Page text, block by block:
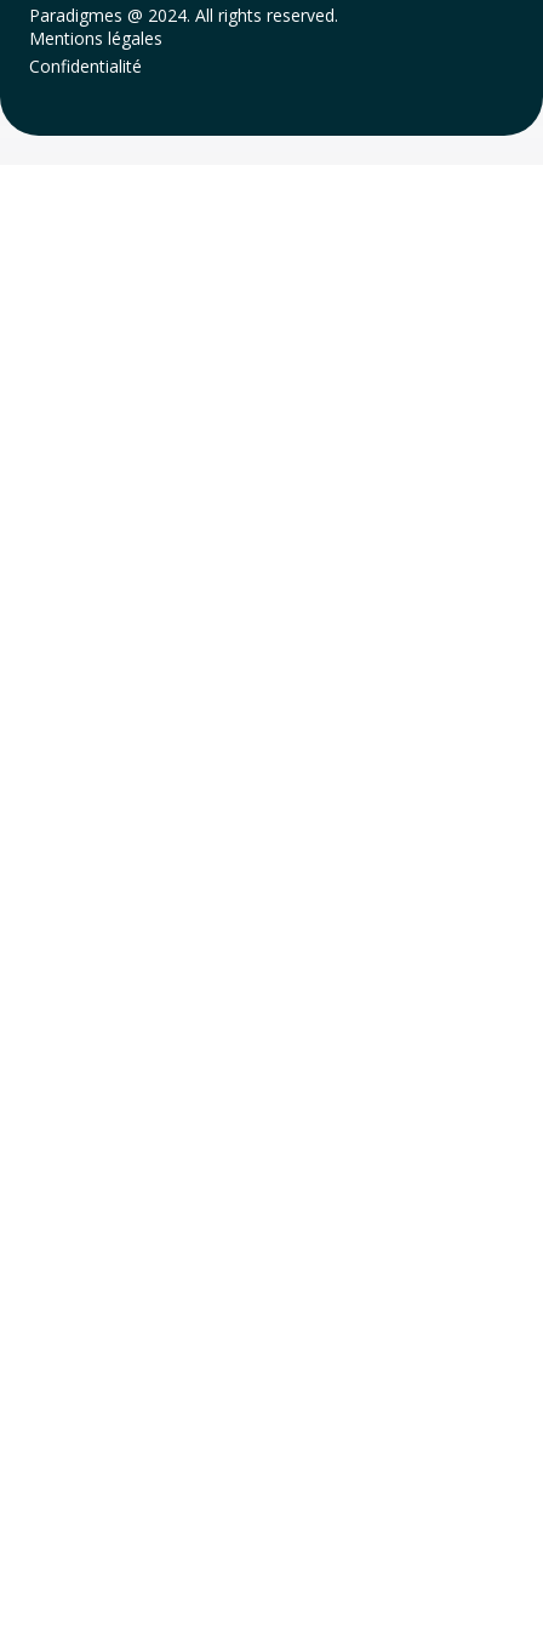
Paradigmes @ 2024. All rights reserved.
Mentions légales
Confidentialité